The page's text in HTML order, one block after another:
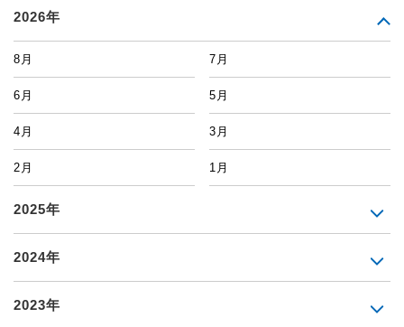
2026年
8月 7月
6月 5月
4月 3月
2月 1月
2025年
2024年
2023年